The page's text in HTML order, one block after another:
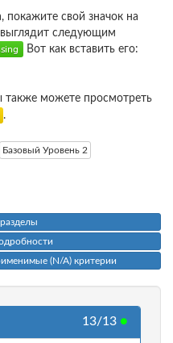
покажите свой значок на
выглядит следующим
Вот как вставить его:
также можете просмотреть
.
Базовый Уровень 2
(N/A) критерии
13/13 ●